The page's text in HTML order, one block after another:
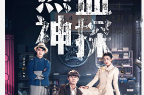
编剧： 路先生
类别：年代剧
剧情
集数：共30集/完结